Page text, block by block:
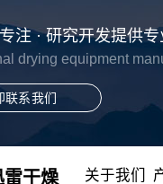
注 · 研究开发提供
drying equipment
联系我们
雷干燥 关于我们